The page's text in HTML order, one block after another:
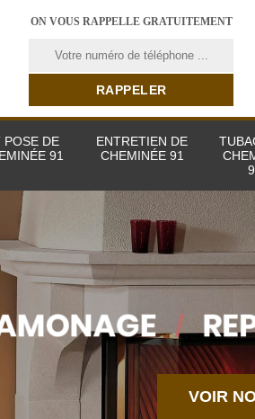
ON VOUS RAPPELLE GRATUITEMENT
POSE DE
91
ENTRETIEN DE
CHEMINÉE 91
VOIR